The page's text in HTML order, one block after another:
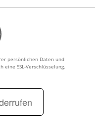
persönlichen Daten und
SSL-Verschlüsselung.